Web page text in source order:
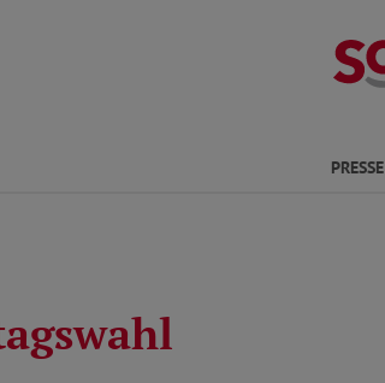
Sprache PRESSE